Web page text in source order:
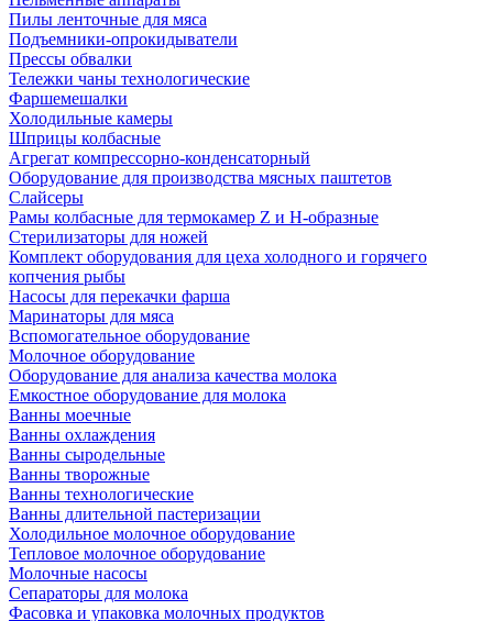
Пилы ленточные для мяса
Подъемники-опрокидыватели
Прессы обвалки
Тележки чаны технологические
Фаршемешалки
Холодильные камеры
Шприцы колбасные
Агрегат компрессорно-конденсаторный
Оборудование для производства мясных паштетов
Слайсеры
Рамы колбасные для термокамер Z и H-образные
Стерилизаторы для ножей
Комплект оборудования для цеха холодного и горячего
копчения рыбы
Насосы для перекачки фарша
Маринаторы для мяса
Вспомогательное оборудование
Молочное оборудование
Оборудование для анализа качества молока
Емкостное оборудование для молока
Ванны моечные
Ванны охлаждения
Ванны сыродельные
Ванны творожные
Ванны технологические
Ванны длительной пастеризации
Холодильное молочное оборудование
Тепловое молочное оборудование
Молочные насосы
Сепараторы для молока
Фасовка и упаковка молочных продуктов